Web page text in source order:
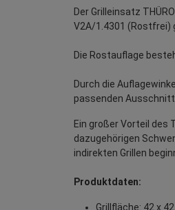
Der Grilleinsatz
V2A/1.4301 (Rostfrei)
Die Rostauflage
Durch die
passenden Ausschnitt
Ein großer Vorteil des
dazugehörigen
indirekten Grillen
Produktdaten:
Grillfläche: 42 x